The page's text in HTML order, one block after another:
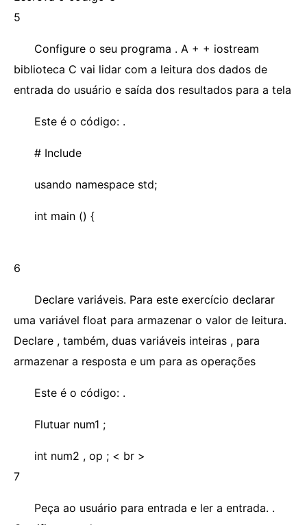
5
Configure o seu programa . A + + iostream
biblioteca C vai lidar com a leitura dos dados de
entrada do usuário e saída dos resultados para a tela
Este é o código: .
# Include
usando namespace std;
int main () {
6
Declare variáveis. Para este exercício declarar
uma variável float para armazenar o valor de leitura.
Declare , também, duas variáveis ​​inteiras , para
armazenar a resposta e um para as operações
Este é o código: .
Flutuar num1 ;
int num2 , op ; < br >
7
Peça ao usuário para entrada e ler a entrada. .